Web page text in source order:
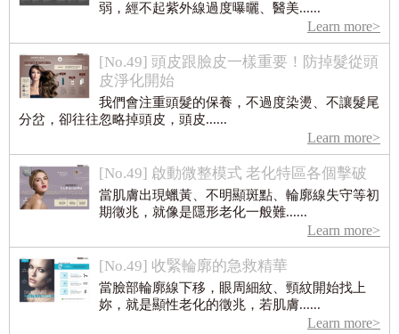
弱，經不起紫外線過度曝曬、醫美......
Learn more>
[No.49] 頭皮跟臉皮一樣重要！防掉髮從頭
皮淨化開始
我們會注重頭髮的保養，不過度染燙、不讓髮尾
分岔，卻往往忽略掉頭皮，頭皮......
Learn more>
[No.49] 啟動微整模式 老化特區各個擊破
當肌膚出現蠟黃、不明顯斑點、輪廓線失守等初
期徵兆，就像是隱形老化一般難......
Learn more>
[No.49] 收緊輪廓的急救精華
當臉部輪廓線下移，眼周細紋、頸紋開始找上
妳，就是顯性老化的徵兆，若肌膚......
Learn more>